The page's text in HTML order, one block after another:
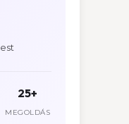
25+
MEGOLDÁS